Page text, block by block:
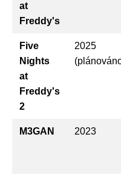
at
Freddy's
Five
Nights
at
Freddy's
2
2025
M3GAN 2023